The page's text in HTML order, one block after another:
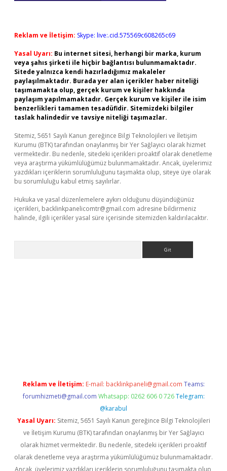
Reklam ve İletişim: Skype: live:.cid.575569c608265c69
Yasal Uyarı: Bu internet sitesi, herhangi bir marka, kurum
veya şahıs şirketi ile hiçbir bağlantısı bulunmamaktadır.
Sitede yalnızca kendi hazırladığımız makaleler
paylaşılmaktadır. Burada yer alan içerikler haber niteliği
taşımamakta olup, gerçek kurum ve kişiler hakkında
paylaşım yapılmamaktadır. Gerçek kurum ve kişiler ile isim
benzerlikleri tamamen tesadüfidir. Sitemizdeki bilgiler
taslak halindedir ve tavsiye niteliği taşımazlar.
Sitemiz, 5651 Sayılı Kanun gereğince Bilgi Teknolojileri ve İletişim
Kurumu (BTK) tarafından onaylanmış bir Yer Sağlayıcı olarak hizmet
vermektedir. Bu nedenle, sitedeki içerikleri proaktif olarak denetleme
veya araştırma yükümlülüğümüz bulunmamaktadır. Ancak, üyelerimiz
yazdıkları içeriklerin sorumluluğunu taşımakta olup, siteye üye olarak
bu sorumluluğu kabul etmiş sayılırlar.
Hukuka ve yasal düzenlemelere aykırı olduğunu düşündüğünüz
içerikleri, backlinkpanelicomtr@gmail.com adresine bildirmeniz
halinde, ilgili içerikler yasal süre içerisinde sitemizden kaldırılacaktır.
Reklam ve İletişim: E-mail: backlinkpaneli@gmail.com Teams:
forumhizmeti@gmail.com Whatsapp: 0262 606 0 726 Telegram:
@karabul
Yasal Uyarı: Sitemiz, 5651 Sayılı Kanun gereğince Bilgi Teknolojileri
ve İletişim Kurumu (BTK) tarafından onaylanmış bir Yer Sağlayıcı
olarak hizmet vermektedir. Bu nedenle, sitedeki içerikleri proaktif
olarak denetleme veya araştırma yükümlülüğümüz bulunmamaktadır.
Ancak, üyelerimiz yazdıkları içeriklerin sorumluluğunu taşımakta olup,